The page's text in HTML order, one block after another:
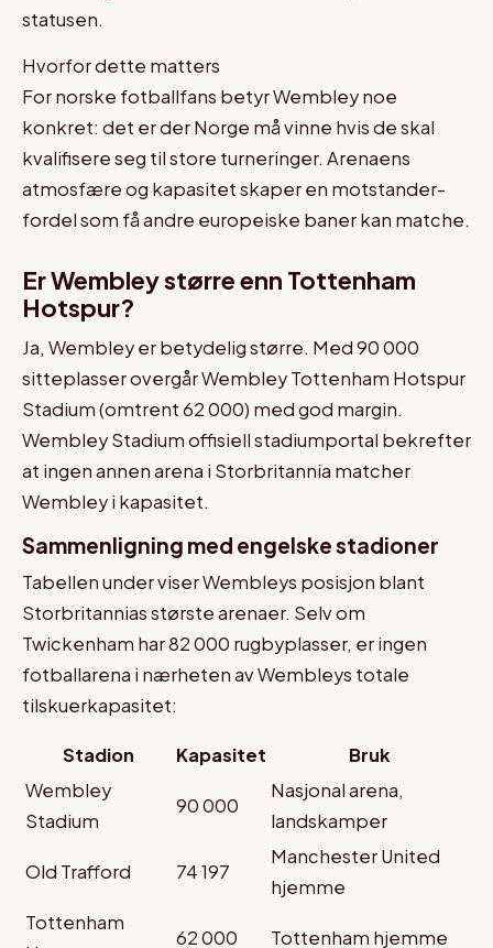
statusen.
Hvorfor dette matters
For norske fotballfans betyr Wembley noe
konkret: det er der Norge må vinne hvis de skal
kvalifisere seg til store turneringer. Arenaens
atmosfære og kapasitet skaper en motstander-
fordel som få andre europeiske baner kan matche.
Er Wembley større enn Tottenham
Hotspur?
Ja, Wembley er betydelig større. Med 90 000
sitteplasser overgår Wembley Tottenham Hotspur
Stadium (omtrent 62 000) med god margin.
Wembley Stadium offisiell stadiumportal bekrefter
at ingen annen arena i Storbritannia matcher
Wembley i kapasitet.
Sammenligning med engelske stadioner
Tabellen under viser Wembleys posisjon blant
Storbritannias største arenaer. Selv om
Twickenham har 82 000 rugbyplasser, er ingen
fotballarena i nærheten av Wembleys totale
tilskuerkapasitet:
Stadion Kapasitet
Bruk
Wembley
Stadium
90 000
Nasjonal arena,
landskamper
Old Trafford 74 197
Manchester United
hjemme
Tottenham
62 000 Tottenham hjemme